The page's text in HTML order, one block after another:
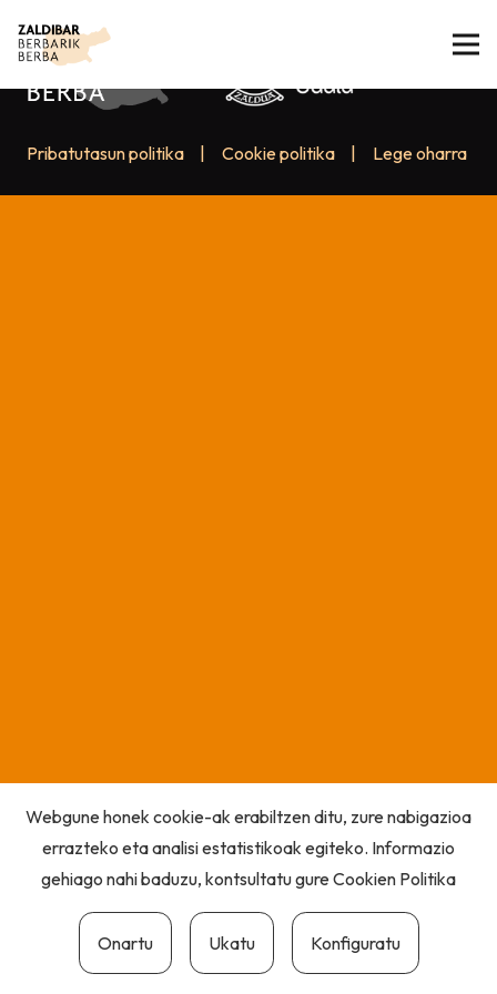
Pribatutasun politika Cookie politika Lege oharra
Webgune honek cookie-ak erabiltzen ditu, zure nabigazioa
errazteko eta analisi estatistikoak egiteko. Informazio
gehiago nahi baduzu, kontsultatu gureCookien Politika
Onartu Ukatu Konfiguratu